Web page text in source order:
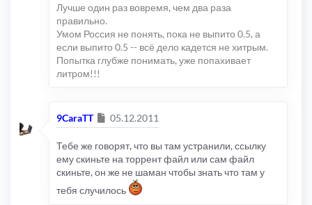
Лучше один раз вовремя, чем два раза
правильно.
Умом Россия не понять, пока не выпито 0.5, а
если выпито 0.5 -- всё дело кадется не хитрым.
Попытка глубже понимать, уже попахивает
литром!!!
9CaraTT Сообщение
05.12.2011
Тебе же говорят, что вы там устранили, ссылку
ему скиньте на торрент файл или сам файл
скиньте, он же не шаман чтобы знать что там у
тебя случилось